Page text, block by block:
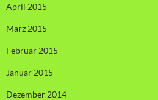
April 2015
März 2015
Februar 2015
Januar 2015
Dezember 2014